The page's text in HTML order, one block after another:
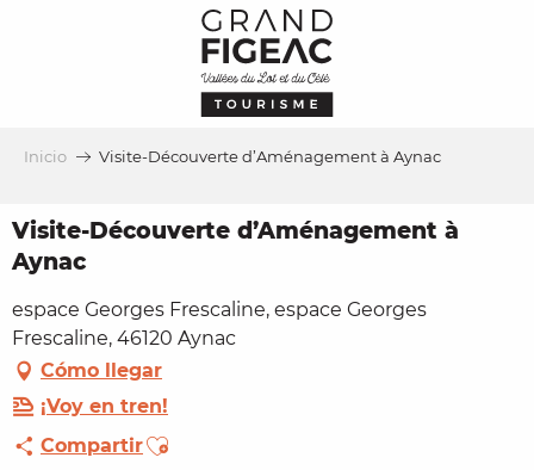
Inicio Visite-Découverte d’Aménagement à Aynac
Visite-Découverte d’Aménagement à
Aynac
espace Georges Frescaline, espace Georges
Frescaline, 46120 Aynac
Cómo llegar
¡Voy en tren!
CompartirAjouter aux favoris